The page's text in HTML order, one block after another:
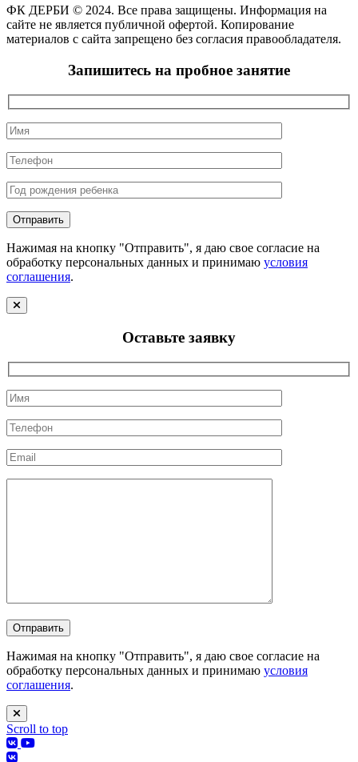
ФК ДЕРБИ © 2024. Все права защищены. Информация на
сайте не является публичной офертой. Копирование
материалов с сайта запрещено без согласия правообладателя.
Запишитесь на пробное занятие
Нажимая на кнопку "Отправить", я даю свое согласие на
обработку персональных данных и принимаю условия
соглашения.
Оставьте заявку
Нажимая на кнопку "Отправить", я даю свое согласие на
обработку персональных данных и принимаю условия
соглашения.
Scroll to top